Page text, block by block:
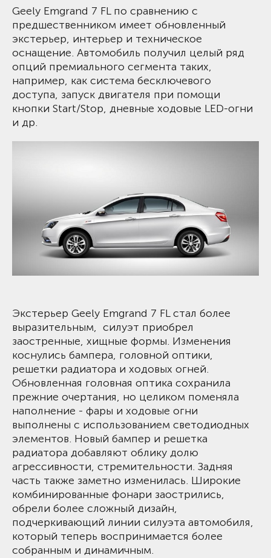
Geely Emgrand 7 FL по сравнению с
предшественником имеет обновленный
экстерьер, интерьер и техническое
оснащение. Автомобиль получил целый ряд
опций премиального сегмента таких,
например, как система бесключевого
доступа, запуск двигателя при помощи
кнопки Start/Stop, дневные ходовые LED-огни
и др.
Экстерьер Geely Emgrand 7 FL стал более
выразительным, силуэт приобрел
заостренные, хищные формы. Изменения
коснулись бампера, головной оптики,
решетки радиатора и ходовых огней.
Обновленная головная оптика сохранила
прежние очертания, но целиком поменяла
наполнение - фары и ходовые огни
выполнены с использованием светодиодных
элементов. Новый бампер и решетка
радиатора добавляют облику долю
агрессивности, стремительности. Задняя
часть также заметно изменилась. Широкие
комбинированные фонари заострились,
обрели более сложный дизайн,
подчеркивающий линии силуэта автомобиля,
который теперь воспринимается более
собранным и динамичным.